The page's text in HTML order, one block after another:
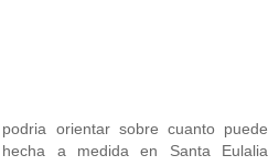
orientar sobre cuanto puede
a medida en Santa Eulalia